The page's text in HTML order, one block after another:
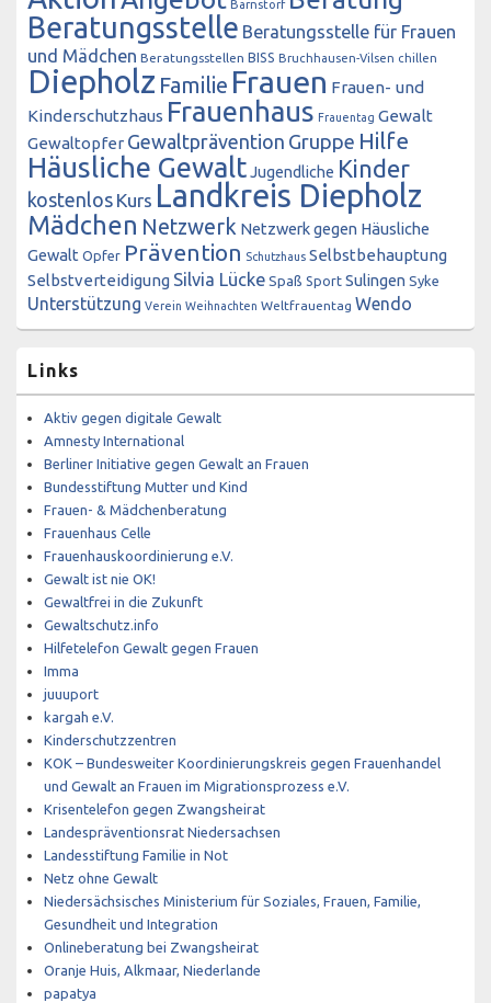
Barnstorf
Beratungsstelle Beratungsstelle für Frauen
und Mädchen Beratungsstellen BISS Bruchhausen-Vilsen chillen
Diepholz Familie Frauen Frauen- und
Kinderschutzhaus Frauenhaus Frauentag Gewalt
Gewaltopfer Gewaltprävention Gruppe Hilfe
Häusliche GewaltJugendliche Kinder
kostenlos Kurs Landkreis Diepholz
Mädchen Netzwerk Netzwerk gegen Häusliche
Gewalt Opfer Prävention Schutzhaus Selbstbehauptung
Selbstverteidigung Silvia Lücke Spaß Sport Sulingen Syke
Unterstützung Verein Weihnachten Weltfrauentag Wendo
Links
Aktiv gegen digitale Gewalt
Amnesty International
Berliner Initiative gegen Gewalt an Frauen
Bundesstiftung Mutter und Kind
Frauen- & Mädchenberatung
Frauenhaus Celle
Frauenhauskoordinierung e.V.
Gewalt ist nie OK!
Gewaltfrei in die Zukunft
Gewaltschutz.info
Hilfetelefon Gewalt gegen Frauen
Imma
juuuport
kargah e.V.
Kinderschutzzentren
KOK – Bundesweiter Koordinierungskreis gegen Frauenhandel
und Gewalt an Frauen im Migrationsprozess e.V.
Krisentelefon gegen Zwangsheirat
Landespräventionsrat Niedersachsen
Landesstiftung Familie in Not
Netz ohne Gewalt
Niedersächsisches Ministerium für Soziales, Frauen, Familie,
Gesundheit und Integration
Onlineberatung bei Zwangsheirat
Oranje Huis, Alkmaar, Niederlande
papatya